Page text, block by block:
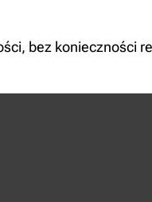
bez konieczności